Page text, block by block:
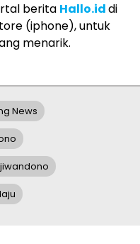
berita Hallo.iddi
(iphone), untuk
menarik.
News